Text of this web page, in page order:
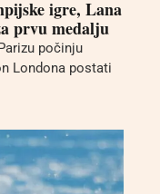
igre, Lana
prvu medalju
počinju
Londona postati